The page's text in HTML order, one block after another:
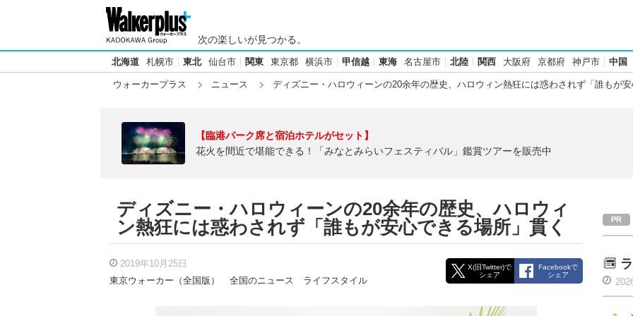
次の楽しいが見つかる。
北海道 札幌市 東北 仙台市 関東 東京都 横浜市 甲信越 東海 名古屋市 北陸 関西 大阪府 京都府 神戸市 中国
ウォーカープラス ニュース ディズニー・ハロウィーンの20余年の歴史、ハロウィン熱狂には惑わされず「誰もが
【臨港パーク席と宿泊ホテルがセット】
花火を間近で堪能できる！「みなとみらいフェスティバル」鑑賞ツアーを販売中
ディズニー・ハロウィーンの20余年の歴史、ハロウィ
ン熱狂には惑わされず「誰もが安心できる場所」貫く
2019年10月25日
東京ウォーカー（全国版）
全国のニュース ライフスタイル
X(旧Twitter)で
シェア
Facebookで
シェア